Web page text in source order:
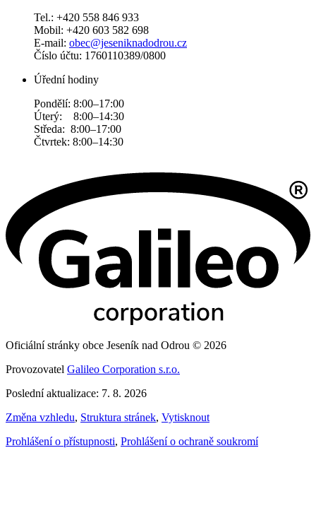
Tel.: +420 558 846 933
Mobil: +420 603 582 698
E-mail: obec@jeseniknadodrou.cz
Číslo účtu: 1760110389/0800
Úřední hodiny
Pondělí: 8:00–17:00
Úterý: 8:00–14:30
Středa: 8:00–17:00
Čtvrtek: 8:00–14:30
Oficiální stránky obce Jeseník nad Odrou © 2026
Provozovatel Galileo Corporation s.r.o.
Poslední aktualizace: 7. 8. 2026
Změna vzhledu, Struktura stránek, Vytisknout
Prohlášení o přístupnosti, Prohlášení o ochraně soukromí